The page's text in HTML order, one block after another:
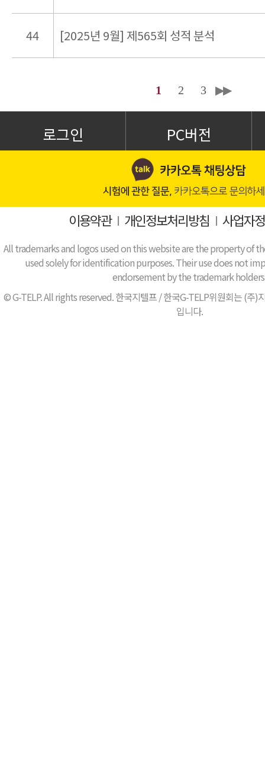
44 [2025년 9월] 제565회 성적 분석
1 2 3 ▶▶
로그인 PC버전
이용약관I 개인정보처리방침 I 사업자
All trademarks and logos used on this website are the property of
used solely for identification purposes. Their use does not
endorsement by the trademark
© G-TELP. All rights reserved. 한국지텔프 / 한국G-TELP위원회는 (주)
입니다.